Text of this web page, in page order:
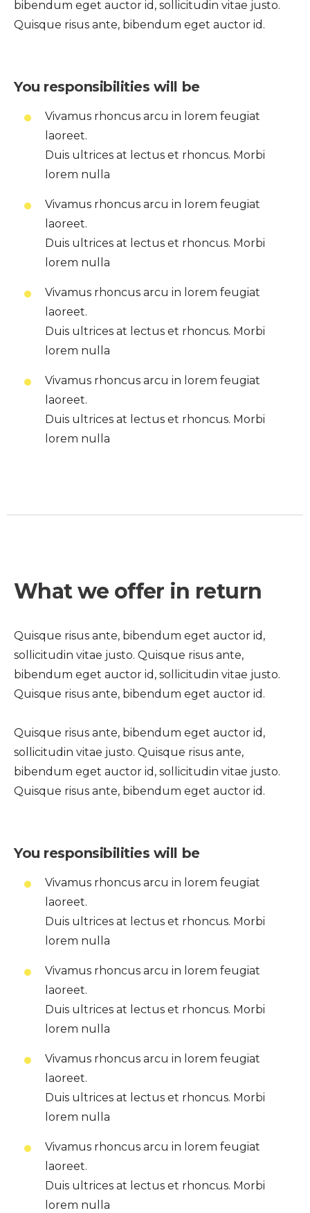
bibendum eget auctor id, sollicitudin vitae justo.
Quisque risus ante, bibendum eget auctor id.
You responsibilities will be
Vivamus rhoncus arcu in lorem feugiat
laoreet.
Duis ultrices at lectus et rhoncus. Morbi
lorem nulla
Vivamus rhoncus arcu in lorem feugiat
laoreet.
Duis ultrices at lectus et rhoncus. Morbi
lorem nulla
Vivamus rhoncus arcu in lorem feugiat
laoreet.
Duis ultrices at lectus et rhoncus. Morbi
lorem nulla
Vivamus rhoncus arcu in lorem feugiat
laoreet.
Duis ultrices at lectus et rhoncus. Morbi
lorem nulla
What we offer in return
Quisque risus ante, bibendum eget auctor id,
sollicitudin vitae justo. Quisque risus ante,
bibendum eget auctor id, sollicitudin vitae justo.
Quisque risus ante, bibendum eget auctor id.
Quisque risus ante, bibendum eget auctor id,
sollicitudin vitae justo. Quisque risus ante,
bibendum eget auctor id, sollicitudin vitae justo.
Quisque risus ante, bibendum eget auctor id.
You responsibilities will be
Vivamus rhoncus arcu in lorem feugiat
laoreet.
Duis ultrices at lectus et rhoncus. Morbi
lorem nulla
Vivamus rhoncus arcu in lorem feugiat
laoreet.
Duis ultrices at lectus et rhoncus. Morbi
lorem nulla
Vivamus rhoncus arcu in lorem feugiat
laoreet.
Duis ultrices at lectus et rhoncus. Morbi
lorem nulla
Vivamus rhoncus arcu in lorem feugiat
laoreet.
Duis ultrices at lectus et rhoncus. Morbi
lorem nulla